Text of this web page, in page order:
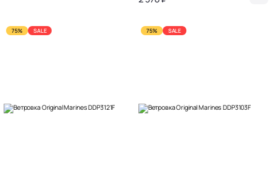
75% SALE 75% SALE